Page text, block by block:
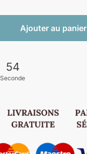
Ajouter au panier
53
Seconde